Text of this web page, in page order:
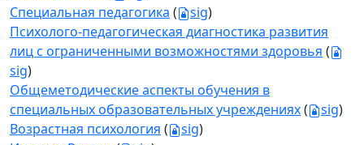
Специальная педагогика ( sig)
Психолого-педагогическая диагностика развития
лиц с ограниченными возможностями здоровья (
sig)
Общеметодические аспекты обучения в
специальных образовательных учреждениях( sig)
Возрастная психология ( sig)